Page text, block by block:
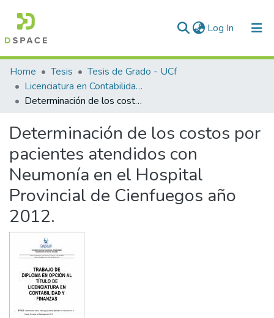
Log In (current)
Communities & Collections
All of DSpace
Home Tesis
Tesis de Grado - UCf
Licenciatura en Contabilidad y Finanzas
Determinación de los costos por pacientes atendidos con Neumonía en el Hospital Provincial de Cienfuegos año 2012.
Determinación de los costos por
pacientes atendidos con
Neumonía en el Hospital
Provincial de Cienfuegos año
2012.